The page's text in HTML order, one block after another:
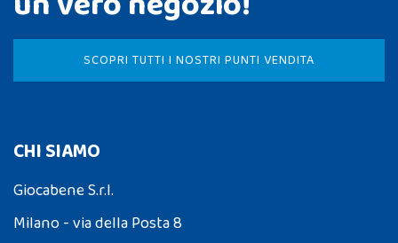
SCOPRI TUTTI I NOSTRI PUNTI VENDITA
CHI SIAMO
Giocabene S.r.l.
Milano - via della Posta 8